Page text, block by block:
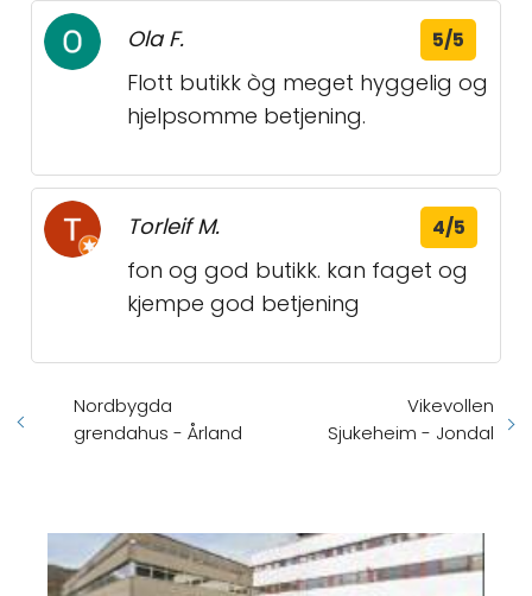
Ola F. 5/5
Flott butikk òg meget hyggelig og
hjelpsomme betjening.
Torleif M. 4/5
fon og god butikk. kan faget og
kjempe god betjening
Nordbygda
grendahus - Årland
Vikevollen
Sjukeheim - Jondal